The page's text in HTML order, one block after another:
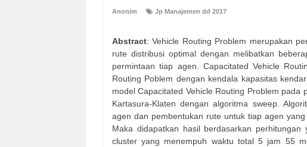
Anonim Jp Manajemen dd 2017
Abstract: Vehicle Routing Problem merupakan
rute distribusi optimal dengan melibatkan
permintaan tiap agen. Capacitated Vehicle
Routing Poblem dengan kendala kapasitas
model Capacitated Vehicle Routing Problem
Kartasura-Klaten dengan algoritma sweep.
agen dan pembentukan rute untuk tiap agen
Maka didapatkan hasil berdasarkan
cluster yang menempuh waktu total 5 jam 55